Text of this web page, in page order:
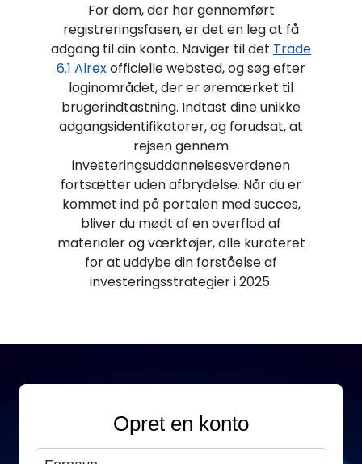
For dem, der har gennemført
registreringsfasen, er det en leg at få
adgang til din konto. Naviger til det Trade
6.1 Alrexofficielle websted, og søg efter
loginområdet, der er øremærket til
brugerindtastning. Indtast dine unikke
adgangsidentifikatorer, og forudsat, at
rejsen gennem
investeringsuddannelsesverdenen
fortsætter uden afbrydelse. Når du er
kommet ind på portalen med succes,
bliver du mødt af en overflod af
materialer og værktøjer, alle kurateret
for at uddybe din forståelse af
investeringsstrategier i 2025.